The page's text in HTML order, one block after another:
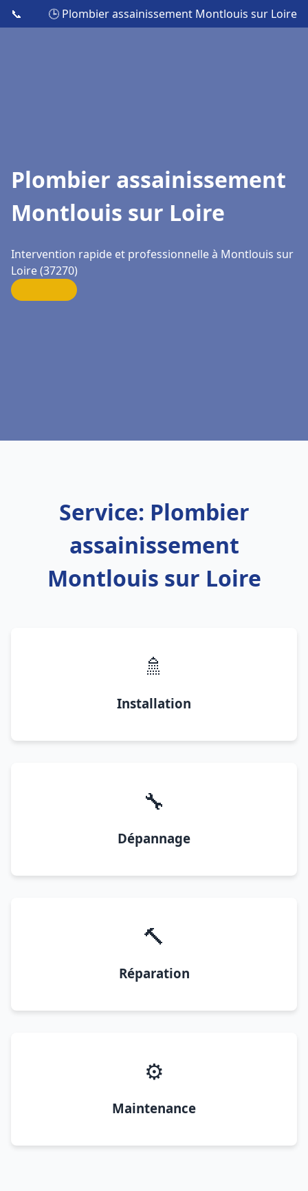
📞 🕒 Plombier assainissement Montlouis sur Loire
Plombier assainissement
Montlouis sur Loire
Intervention rapide et professionnelle à Montlouis sur
Loire (37270)
Service: Plombier
assainissement
Montlouis sur Loire
🚿
Installation
🔧
Dépannage
🔨
Réparation
⚙️
Maintenance